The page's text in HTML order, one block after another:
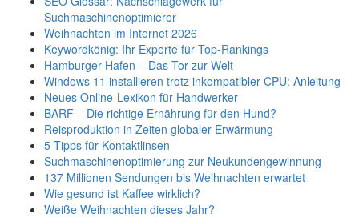
Suchmaschinenoptimierer
Weihnachten im Internet 2026
Keywordkönig: Ihr Experte für Top-Rankings
Hamburger Hafen – Das Tor zur Welt
Windows 11 installieren trotz inkompatibler CPU: Anleitung
Neues Online-Lexikon für Handwerker
BARF – Die richtige Ernährung für den Hund?
Reisproduktion in Zeiten globaler Erwärmung
5 Tipps für Kontaktlinsen
Suchmaschinenoptimierung zur Neukundengewinnung
137 Millionen Sendungen bis Weihnachten erwartet
Wie gesund ist Kaffee wirklich?
Weiße Weihnachten dieses Jahr?